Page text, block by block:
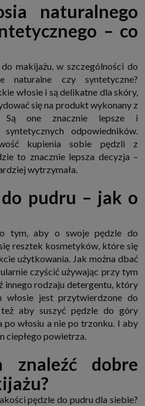
tym linkiem znajdziesz także informację
aby ograniczyć lub wyłączyć
oraz jak usunąć takie pliki z Twojego
wobec Twoich danych i ich
z Grupy SAGIER i Zaufanych
danych możesz ją w każdej
nie uchyli zgodności z prawem
jej podstawie);
do Twoich danych osobowych, ich
przetwarzania, prawo do
sprzeciwu wobec przetwarzania danych
organu nadzorczego, którym w Polsce
Osobowych.
Pod tym adresem
dotyczące przetwarzania danych i
naturalnego
– co
makijażu, w szczególności do
naturalne czy syntetyczne?
włosie i są delikatne dla skóry,
się na produkt wykonany z
Są one znacznie lepsze i
odpowiedników.
kupienia sobie pędzli z
to znacznie lepsza decyzja –
wytrzymała.
pudru – jak o
tym, aby o swoje pędzle do
resztek kosmetyków, które się
użytkowania. Jak można dbać
czyścić używając przy tym
innego rodzaju detergentu, który
jest przytwierdzone do
aby suszyć pędzle do góry
po włosiu a nie po trzonku. I aby
ciepłego powietrza.
znaleźć dobre
pędzle do pudru dla siebie?